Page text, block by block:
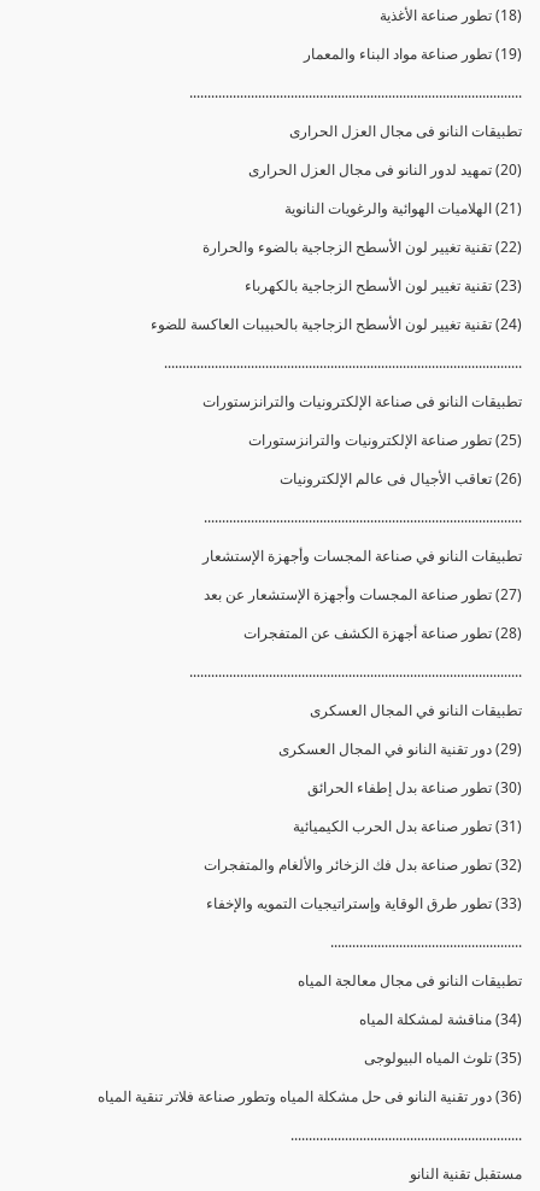
(18) تطور صناعة الأغذية
(19) تطور صناعة مواد البناء والمعمار
............................................................................................
تطبيقات النانو فى مجال العزل الحرارى
(20) تمهيد لدور النانو فى مجال العزل الحرارى
(21) الهلاميات الهوائية والرغويات النانوية
(22) تقنية تغيير لون الأسطح الزجاجية بالضوء والحرارة
(23) تقنية تغيير لون الأسطح الزجاجية بالكهرباء
(24) تقنية تغيير لون الأسطح الزجاجية بالحبيبات العاكسة للضوء
...................................................................................................
تطبيقات النانو فى صناعة الإلكترونيات والترانزستورات
(25) تطور صناعة الإلكترونيات والترانزستورات
(26) تعاقب الأجيال فى عالم الإلكترونيات
........................................................................................
تطبيقات النانو في صناعة المجسات وأجهزة الإستشعار
(27) تطور صناعة المجسات وأجهزة الإستشعار عن بعد
(28) تطور صناعة أجهزة الكشف عن المتفجرات
............................................................................................
تطبيقات النانو في المجال العسكرى
(29) دور تقنية النانو في المجال العسكرى
(30) تطور صناعة بدل إطفاء الحرائق
(31) تطور صناعة بدل الحرب الكيميائية
(32) تطور صناعة بدل فك الزخائر والألغام والمتفجرات
(33) تطور طرق الوقاية وإستراتيجيات التمويه والإخفاء
.....................................................
تطبيقات النانو فى مجال معالجة المياه
(34) مناقشة لمشكلة المياه
(35) تلوث المياه البيولوجى
(36) دور تقنية النانو فى حل مشكلة المياه وتطور صناعة فلاتر تنقية المياه
................................................................
مستقبل تقنية النانو